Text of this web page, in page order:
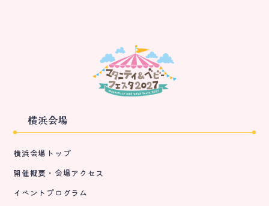
横浜会場
横浜会場トップ
開催概要・会場アクセス
イベントプログラム